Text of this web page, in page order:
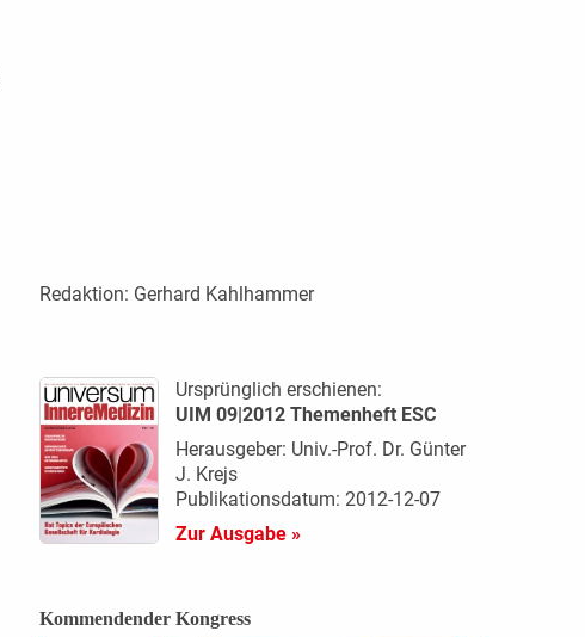
Redaktion: Gerhard Kahlhammer
Ursprünglich erschienen:
UIM 09|2012 Themenheft ESC
Herausgeber: Univ.-Prof. Dr. Günter
J. Krejs
Publikationsdatum: 2012-12-07
Zur Ausgabe »
Kommendender Kongress